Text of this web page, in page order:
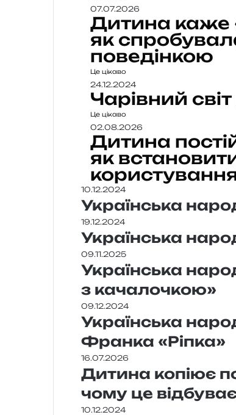
07.07.2026
Дитина каже
як
поведінкою
Це цікаво
24.12.2024
Чарівний
Це цікаво
02.08.2026
Дитина
як
10.12.2024
Українська
19.12.2024
Українська
09.11.2025
Українська
з качалочкою»
09.12.2024
Українська
Франка «Ріпка»
16.07.2026
Дитина копіює
чому це
10.12.2024